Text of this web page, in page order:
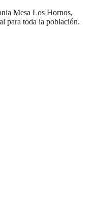
Mesa Los Hornos,
para toda la población.